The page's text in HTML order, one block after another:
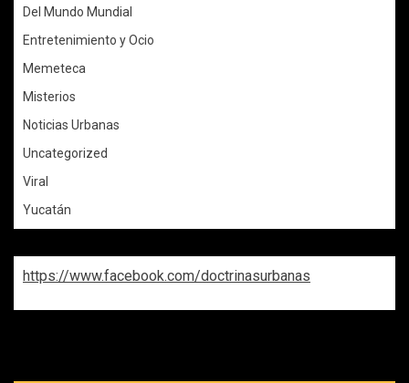
Del Mundo Mundial
Entretenimiento y Ocio
Memeteca
Misterios
Noticias Urbanas
Uncategorized
Viral
Yucatán
https://www.facebook.com/doctrinasurbanas